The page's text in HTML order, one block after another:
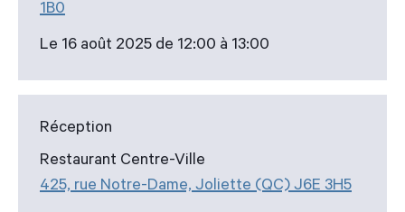
1B0
Le 16 août 2025 de 12:00 à 13:00
Réception
Restaurant Centre-Ville
425, rue Notre-Dame, Joliette (QC) J6E 3H5